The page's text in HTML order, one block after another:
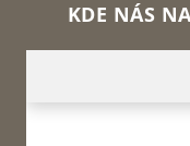
KDE NÁS